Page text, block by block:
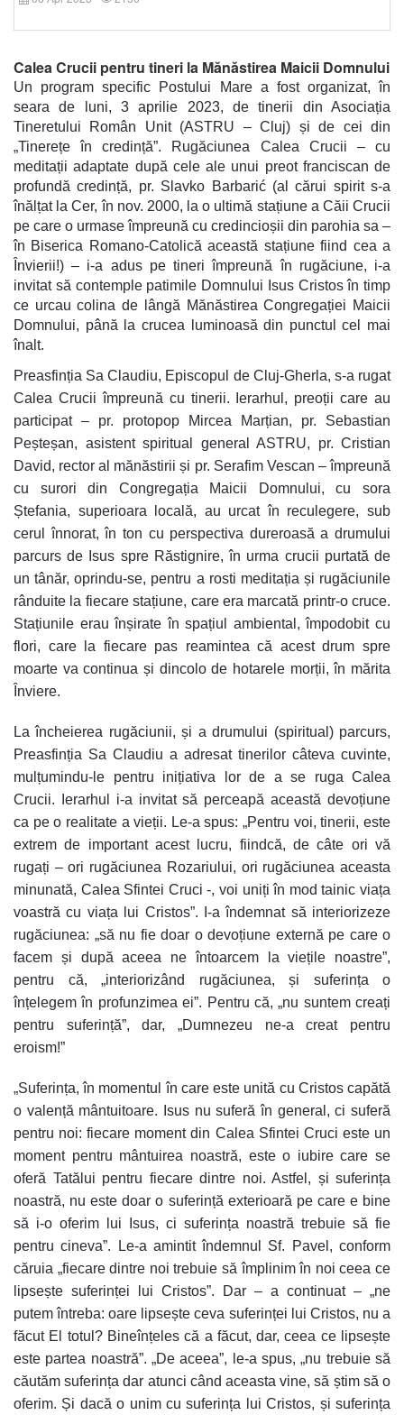
Calea Crucii pentru tineri la Mănăstirea Maicii Domnului
Un program specific Postului Mare a fost organizat, în
seara de luni, 3 aprilie 2023, de tinerii din Asociația
Tineretului Român Unit (ASTRU – Cluj) și de cei din
„Tinerețe în credință”. Rugăciunea Calea Crucii – cu
meditații adaptate după cele ale unui preot franciscan de
profundă credință, pr. Slavko Barbarić (al cărui spirit s-a
înălțat la Cer, în nov. 2000, la o ultimă stațiune a Căii Crucii
pe care o urmase împreună cu credincioșii din parohia sa –
în Biserica Romano-Catolică această stațiune fiind cea a
Învierii!) – i-a adus pe tineri împreună în rugăciune, i-a
invitat să contemple patimile Domnului Isus Cristos în timp
ce urcau colina de lângă Mănăstirea Congregației Maicii
Domnului, până la crucea luminoasă din punctul cel mai
înalt.
Preasfinția Sa Claudiu, Episcopul de Cluj-Gherla, s-a rugat
Calea Crucii împreună cu tinerii. Ierarhul, preoții care au
participat – pr. protopop Mircea Marțian, pr. Sebastian
Peșteșan, asistent spiritual general ASTRU, pr. Cristian
David, rector al mănăstirii și pr. Serafim Vescan – împreună
cu surori din Congregația Maicii Domnului, cu sora
Ștefania, superioara locală, au urcat în reculegere, sub
cerul înnorat, în ton cu perspectiva dureroasă a drumului
parcurs de Isus spre Răstignire, în urma crucii purtată de
un tânăr, oprindu-se, pentru a rosti meditația și rugăciunile
rânduite la fiecare stațiune, care era marcată printr-o cruce.
Stațiunile erau înșirate în spațiul ambiental, împodobit cu
flori, care la fiecare pas reamintea că acest drum spre
moarte va continua și dincolo de hotarele morții, în mărita
Înviere.
La încheierea rugăciunii, și a drumului (spiritual) parcurs,
Preasfinția Sa Claudiu a adresat tinerilor câteva cuvinte,
mulțumindu-le pentru inițiativa lor de a se ruga Calea
Crucii. Ierarhul i-a invitat să perceapă această devoțiune
ca pe o realitate a vieții. Le-a spus: „Pentru voi, tinerii, este
extrem de important acest lucru, fiindcă, de câte ori vă
rugați – ori rugăciunea Rozariului, ori rugăciunea aceasta
minunată, Calea Sfintei Cruci -, voi uniți în mod tainic viața
voastră cu viața lui Cristos”. I-a îndemnat să interiorizeze
rugăciunea: „să nu fie doar o devoțiune externă pe care o
facem și după aceea ne întoarcem la viețile noastre”,
pentru că, „interiorizând rugăciunea, și suferința o
înțelegem în profunzimea ei”. Pentru că, „nu suntem creați
pentru suferință”, dar, „Dumnezeu ne-a creat pentru
eroism!”
„Suferința, în momentul în care este unită cu Cristos capătă
o valență mântuitoare. Isus nu suferă în general, ci suferă
pentru noi: fiecare moment din Calea Sfintei Cruci este un
moment pentru mântuirea noastră, este o iubire care se
oferă Tatălui pentru fiecare dintre noi. Astfel, și suferința
noastră, nu este doar o suferință exterioară pe care e bine
să i-o oferim lui Isus, ci suferința noastră trebuie să fie
pentru cineva”. Le-a amintit îndemnul Sf. Pavel, conform
căruia „fiecare dintre noi trebuie să împlinim în noi ceea ce
lipsește suferinței lui Cristos”. Dar – a continuat – „ne
putem întreba: oare lipsește ceva suferinței lui Cristos, nu a
făcut El totul? Bineînțeles că a făcut, dar, ceea ce lipsește
este partea noastră”. „De aceea”, le-a spus, „nu trebuie să
căutăm suferința dar atunci când aceasta vine, să știm să o
oferim. Și dacă o unim cu suferința lui Cristos, și suferința